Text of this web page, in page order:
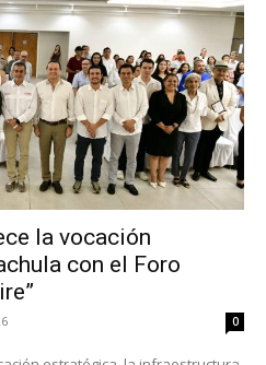
la vocación
con el Foro
0